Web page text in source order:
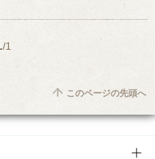
/1
このページの先頭へ